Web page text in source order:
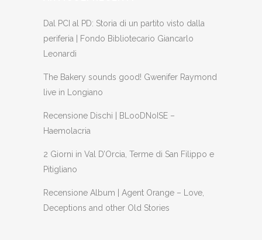
Dal PCI al PD: Storia di un partito visto dalla
periferia | Fondo Bibliotecario Giancarlo
Leonardi
The Bakery sounds good! Gwenifer Raymond
live in Longiano
Recensione Dischi | BLooDNoISE –
Haemolacria
2 Giorni in Val D’Orcia, Terme di San Filippo e
Pitigliano
Recensione Album | Agent Orange – Love,
Deceptions and other Old Stories